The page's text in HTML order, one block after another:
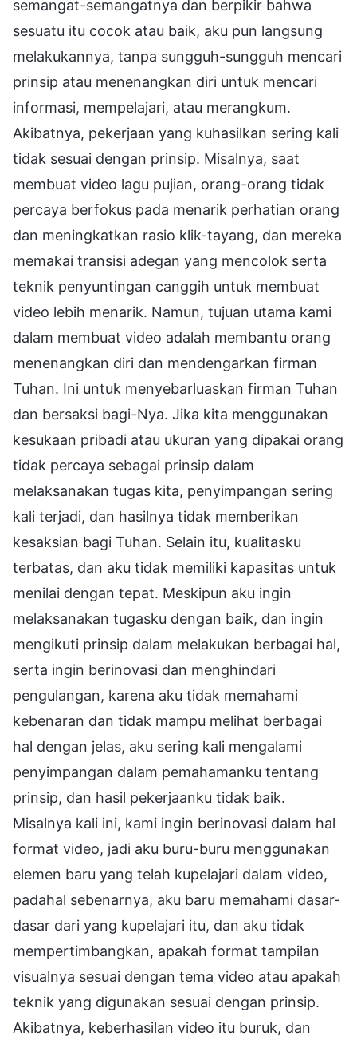
semangat-semangatnya dan berpikir bahwa
sesuatu itu cocok atau baik, aku pun langsung
melakukannya, tanpa sungguh-sungguh mencari
prinsip atau menenangkan diri untuk mencari
informasi, mempelajari, atau merangkum.
Akibatnya, pekerjaan yang kuhasilkan sering kali
tidak sesuai dengan prinsip. Misalnya, saat
membuat video lagu pujian, orang-orang tidak
percaya berfokus pada menarik perhatian orang
dan meningkatkan rasio klik-tayang, dan mereka
memakai transisi adegan yang mencolok serta
teknik penyuntingan canggih untuk membuat
video lebih menarik. Namun, tujuan utama kami
dalam membuat video adalah membantu orang
menenangkan diri dan mendengarkan firman
Tuhan. Ini untuk menyebarluaskan firman Tuhan
dan bersaksi bagi-Nya. Jika kita menggunakan
kesukaan pribadi atau ukuran yang dipakai orang
tidak percaya sebagai prinsip dalam
melaksanakan tugas kita, penyimpangan sering
kali terjadi, dan hasilnya tidak memberikan
kesaksian bagi Tuhan. Selain itu, kualitasku
terbatas, dan aku tidak memiliki kapasitas untuk
menilai dengan tepat. Meskipun aku ingin
melaksanakan tugasku dengan baik, dan ingin
mengikuti prinsip dalam melakukan berbagai hal,
serta ingin berinovasi dan menghindari
pengulangan, karena aku tidak memahami
kebenaran dan tidak mampu melihat berbagai
hal dengan jelas, aku sering kali mengalami
penyimpangan dalam pemahamanku tentang
prinsip, dan hasil pekerjaanku tidak baik.
Misalnya kali ini, kami ingin berinovasi dalam hal
format video, jadi aku buru-buru menggunakan
elemen baru yang telah kupelajari dalam video,
padahal sebenarnya, aku baru memahami dasar-
dasar dari yang kupelajari itu, dan aku tidak
mempertimbangkan, apakah format tampilan
visualnya sesuai dengan tema video atau apakah
teknik yang digunakan sesuai dengan prinsip.
Akibatnya, keberhasilan video itu buruk, dan